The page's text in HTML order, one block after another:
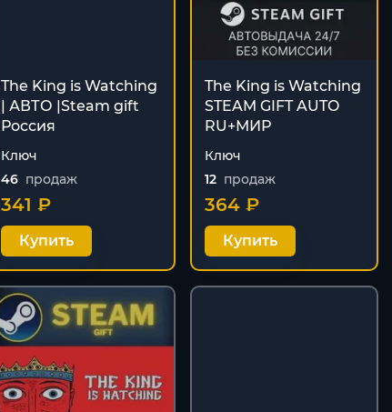
The King is Watching
| АВТО |Steam gift
Россия
Ключ
46 продаж
341 ₽
Купить
The King is Watching
STEAM GIFT AUTO
RU+МИР
Ключ
12 продаж
364 ₽
Купить